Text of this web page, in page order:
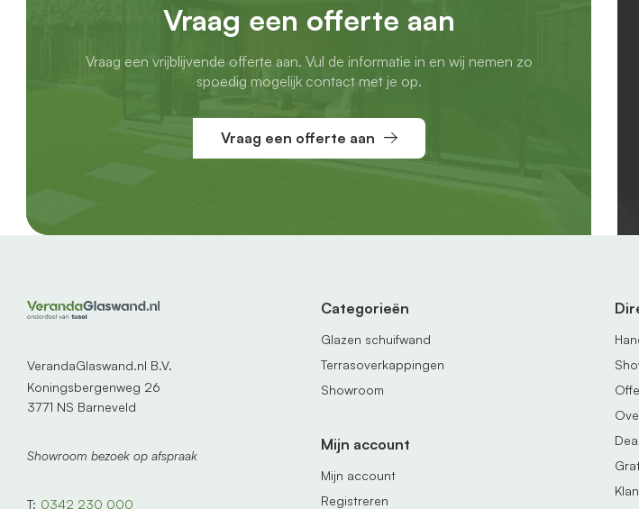
Vraag een offerte aan
Vraag een vrijblijvende offerte aan. Vul de informatie in en wij nemen zo
spoedig mogelijk contact met je op.
Vraag een offerte aan
VerandaGlaswand.nl B.V.
Koningsbergenweg 26
3771 NS Barneveld
Showroom bezoek op afspraak
T: 0342 230 000
Categorieën
Glazen schuifwand
Terrasoverkappingen
Showroom
Mijn account
Mijn account
Registreren